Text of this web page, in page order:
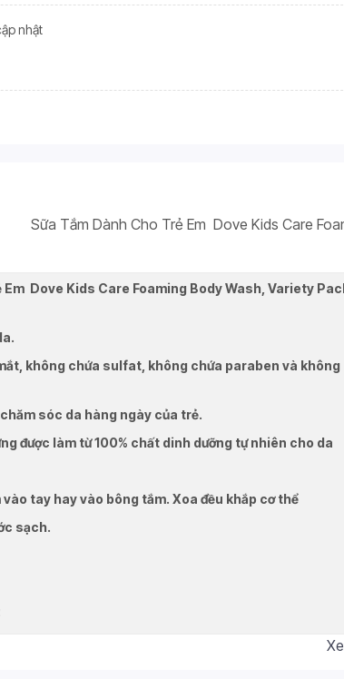
nhật
Sữa Tắm Dành Cho Trẻ Em Dove Kids Care
Em Dove Kids Care Foaming Body Wash, Variety
không chứa sulfat, không chứa paraben và không
sóc da hàng ngày của trẻ.
được làm từ 100% chất dinh dưỡng tự nhiên cho da
tay hay vào bông tắm. Xoa đều khắp cơ thể
sạch.